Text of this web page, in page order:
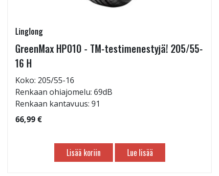
Linglong
GreenMax HP010 - TM-testimenestyjä! 205/55-
16 H
Koko: 205/55-16
Renkaan ohiajomelu: 69dB
Renkaan kantavuus: 91
66,99 €
Lisää koriin Lue lisää